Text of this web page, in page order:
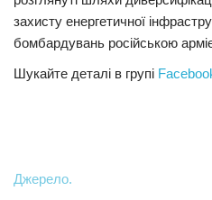
захисту енергетичної
бомбардувань російською
Шукайте деталі в групі
Джерело.